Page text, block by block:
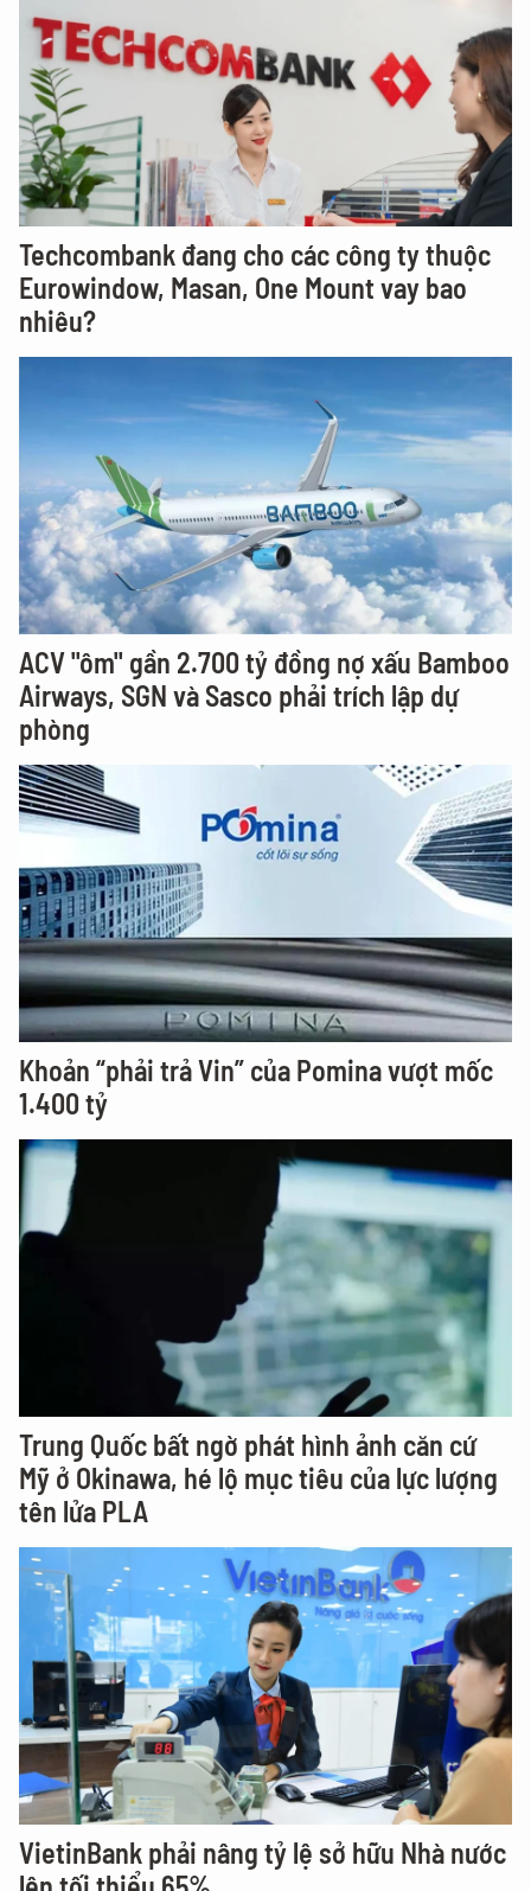
Techcombank đang cho các công ty thuộc
Eurowindow, Masan, One Mount vay bao
nhiêu?
ACV "ôm" gần 2.700 tỷ đồng nợ xấu Bamboo
Airways, SGN và Sasco phải trích lập dự
phòng
Khoản “phải trả Vin” của Pomina vượt mốc
1.400 tỷ
Trung Quốc bất ngờ phát hình ảnh căn cứ
Mỹ ở Okinawa, hé lộ mục tiêu của lực lượng
tên lửa PLA
VietinBank phải nâng tỷ lệ sở hữu Nhà nước